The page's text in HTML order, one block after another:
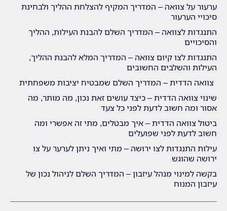
ערעור על צוואה – המדריך המקיף להצלחת ההליך ולבחינת
סיכויי הערעור
התנגדות לצוואה – המדריך השלם להבנת העילות, ההליך
והסיכויים
התנגדות לצו קיום צוואה – המדריך המלא להבנת ההליך,
העילות והשלבים החשובים
צוואה הדדית – המדריך השלם שמבטיח יציבות משפחתית
שינוי צוואה הדדית – כיצד עושים זאת נכון, מה מותר, מה
אסור ומה חשוב לדעת לפני כל צעד
ביטול צוואה הדדית – איך מבטלים, מתי זה אפשרי ומה
חשוב לדעת לפני שפועלים
עילות התנגדות לצו ירושה – מתי ואיך ניתן לערער על צו
ירושה שהוגש
בקשה למינוי מנהל עיזבון – המדריך השלם לניהול נכון של
עיזבון המנוח